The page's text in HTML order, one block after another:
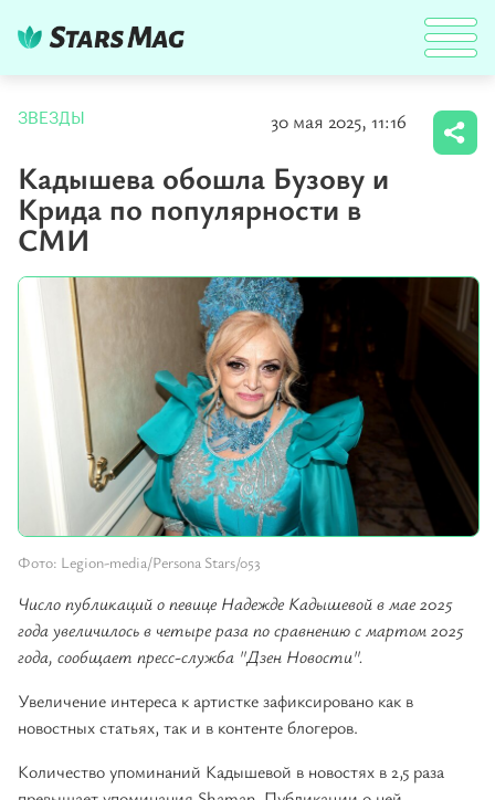
ЗВЕЗДЫ 30 мая 2025, 11:16
Кадышева обошла Бузову и
Крида по популярности в
СМИ
Фото: Legion-media/Persona Stars/053
Число публикаций о певице Надежде Кадышевой в мае 2025
года увеличилось в четыре раза по сравнению с мартом 2025
года, сообщает пресс-служба "Дзен Новости".
Увеличение интереса к артистке зафиксировано как в
новостных статьях, так и в контенте блогеров.
Количество упоминаний Кадышевой в новостях в 2,5 раза